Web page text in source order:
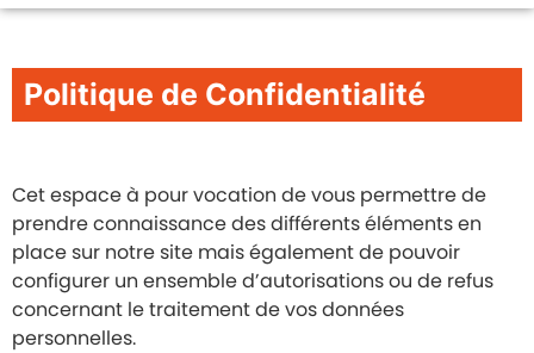
Politique de Confidentialité
Cet espace à pour vocation de vous permettre de
prendre connaissance des différents éléments en
place sur notre site mais également de pouvoir
configurer un ensemble d’autorisations ou de refus
concernant le traitement de vos données
personnelles.